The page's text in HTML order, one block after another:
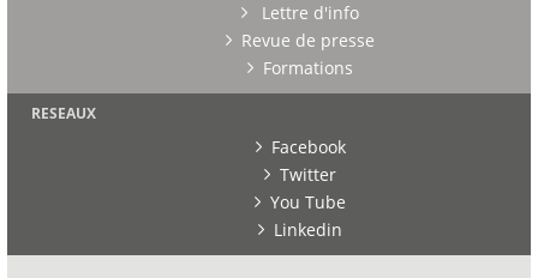
Lettre d'info
Revue de presse
Formations
RESEAUX
Facebook
Twitter
You Tube
Linkedin